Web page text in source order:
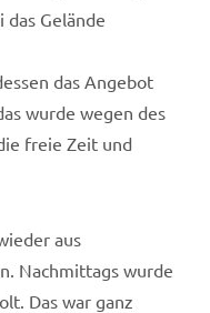
Gelände
das Angebot
wurde wegen des
freie Zeit und
aus
Nachmittags wurde
Das war ganz